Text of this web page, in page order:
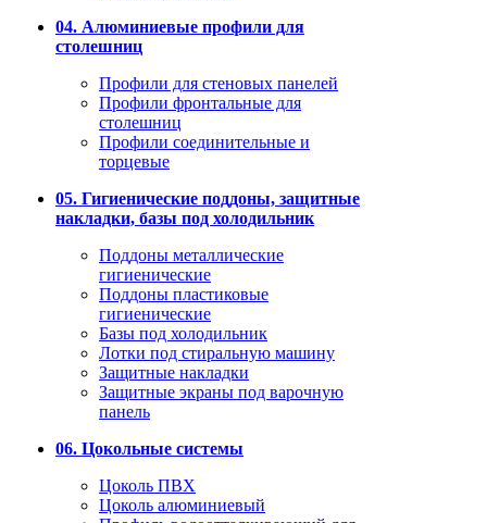
04. Алюминиевые профили для
столешниц
Профили для стеновых панелей
Профили фронтальные для
столешниц
Профили соединительные и
торцевые
05. Гигиенические поддоны, защитные
накладки, базы под холодильник
Поддоны металлические
гигиенические
Поддоны пластиковые
гигиенические
Базы под холодильник
Лотки под стиральную машину
Защитные накладки
Защитные экраны под варочную
панель
06. Цокольные системы
Цоколь ПВХ
Цоколь алюминиевый